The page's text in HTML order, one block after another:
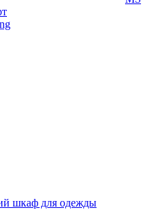
шкаф для одежды